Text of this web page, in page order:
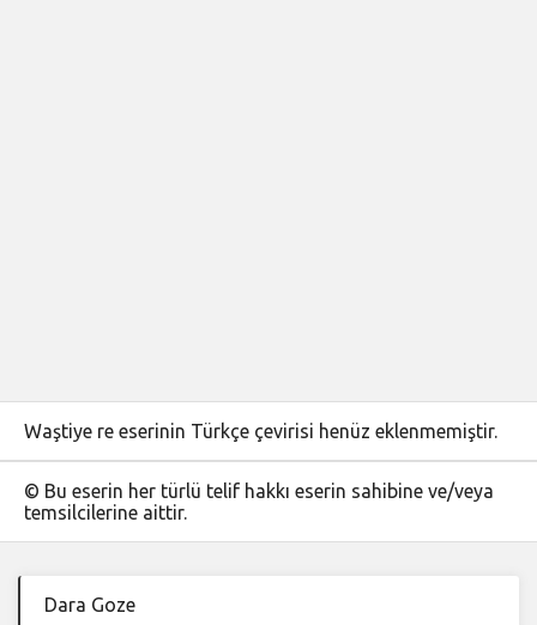
Waştiye re eserinin Türkçe çevirisi henüz eklenmemiştir.
© Bu eserin her türlü telif hakkı eserin sahibine ve/veya
temsilcilerine aittir.
Dara Goze